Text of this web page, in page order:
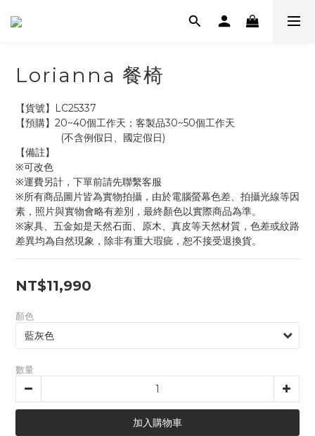
Lorianna 餐椅
【貨號】LC25337
【預購】20~40個工作天；客製品30~50個工作天
                (不含例假日、國定假日)
【備註】
※可改色
※運費另計，下單前請先聯繫客服
※所有商品圖片皆為實物拍攝，由於電腦螢幕色差、拍攝光線等因
素，照片與實物會略有差別，最終顏色以實際商品為準。
※家具、五金如是天然石面、原木、真皮等天然材質，色差或紋路
差異均為自然現象，除非有重大瑕疵，恕不接受退換貨。
NT$11,990
顏色
數量
加入購物車